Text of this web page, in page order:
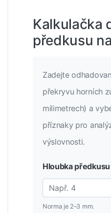
Kalkulačka
předkusu
Zadejte
překryvu horních
milimetrech) a
příznaky pro
výslovnosti.
Hloubka
Norma je 2–3 mm.